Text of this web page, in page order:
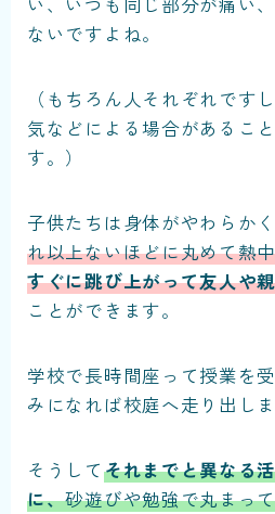
ないですよね。
（もちろん人それぞれです
気などによる場合があるこ
す。）
子供たちは身体がやわらかく
れ以上ないほどに丸めて熱
すぐに跳び上がって友人や
ことができます。
学校で長時間座って授業を
みになれば校庭へ走り出しま
そうしてそれまでと異なる
に、砂遊びや勉強で丸まっ